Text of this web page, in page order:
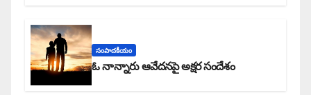
సంపాదకీయం
ఓ నాన్నారు ఆవేదనపై అక్షర సందేశం